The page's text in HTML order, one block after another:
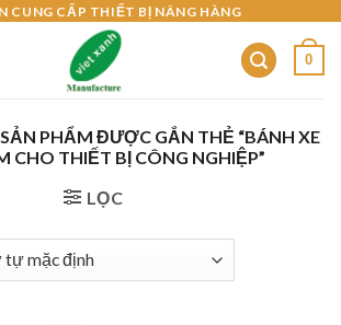
CUNG CẤP THIẾT BỊ NÂNG HÀNG
0
SẢN PHẨM ĐƯỢC GẮN THẺ “BÁNH XE
CHO THIẾT BỊ CÔNG NGHIỆP”
LỌC